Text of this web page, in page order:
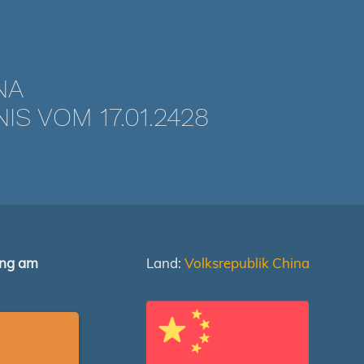
VOM 17.01.2428
am
Land: Volksrepublik China